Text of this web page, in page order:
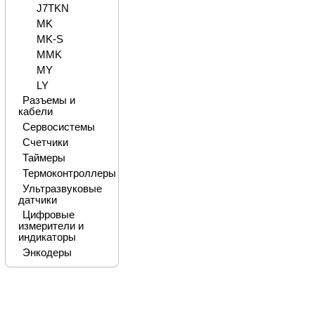
J7TKN
MK
MK-S
MMK
MY
LY
Разъемы и
кабели
Сервосистемы
Счетчики
Таймеры
Термоконтроллеры
Ультразвуковые
датчики
Цифровые
измерители и
индикаторы
Энкодеры